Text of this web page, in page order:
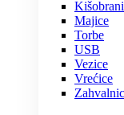
Kišobrani
Majice
Torbe
USB
Vezice
Vrećice